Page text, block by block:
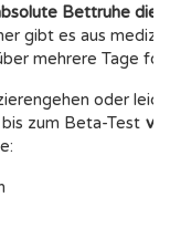
Bettruhe die
gibt es aus
mehrere Tage
oder
zum Beta-Test